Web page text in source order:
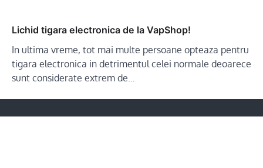
Lichid tigara electronica de la VapShop!
In ultima vreme, tot mai multe persoane opteaza pentru
tigara electronica in detrimentul celei normale deoarece
sunt considerate extrem de…